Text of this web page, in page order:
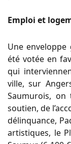
Emploi et
Une
été votée en
qui
ville, sur
Saumurois, on
soutien, de
délinquance,
artistiques, le